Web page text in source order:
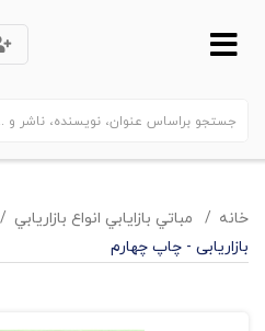
خانه مباتي بازايابي انواع بازاريابي
بازاریابی - چاپ چهارم